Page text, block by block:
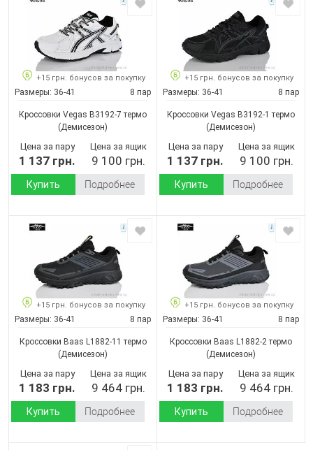
+15 грн. бонусов за покупку
Размеры: 36-41 8 пар
Кроссовки Vegas B3192-7 термо
(Демисезон)
Цена за пару
1 137 грн.
Цена за ящик
9 100 грн.
Купить Подробнее
+15 грн. бонусов за покупку
Размеры: 36-41 8 пар
Кроссовки Vegas B3192-1 термо
(Демисезон)
Цена за пару
1 137 грн.
Цена за ящик
9 100 грн.
Купить Подробнее
+15 грн. бонусов за покупку
Размеры: 36-41 8 пар
Кроссовки Baas L1882-11 термо
(Демисезон)
Цена за пару
1 183 грн.
Цена за ящик
9 464 грн.
Купить Подробнее
+15 грн. бонусов за покупку
Размеры: 36-41 8 пар
Кроссовки Baas L1882-2 термо
(Демисезон)
Цена за пару
1 183 грн.
Цена за ящик
9 464 грн.
Купить Подробнее